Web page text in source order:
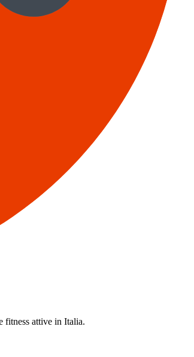
fitness attive in Italia.